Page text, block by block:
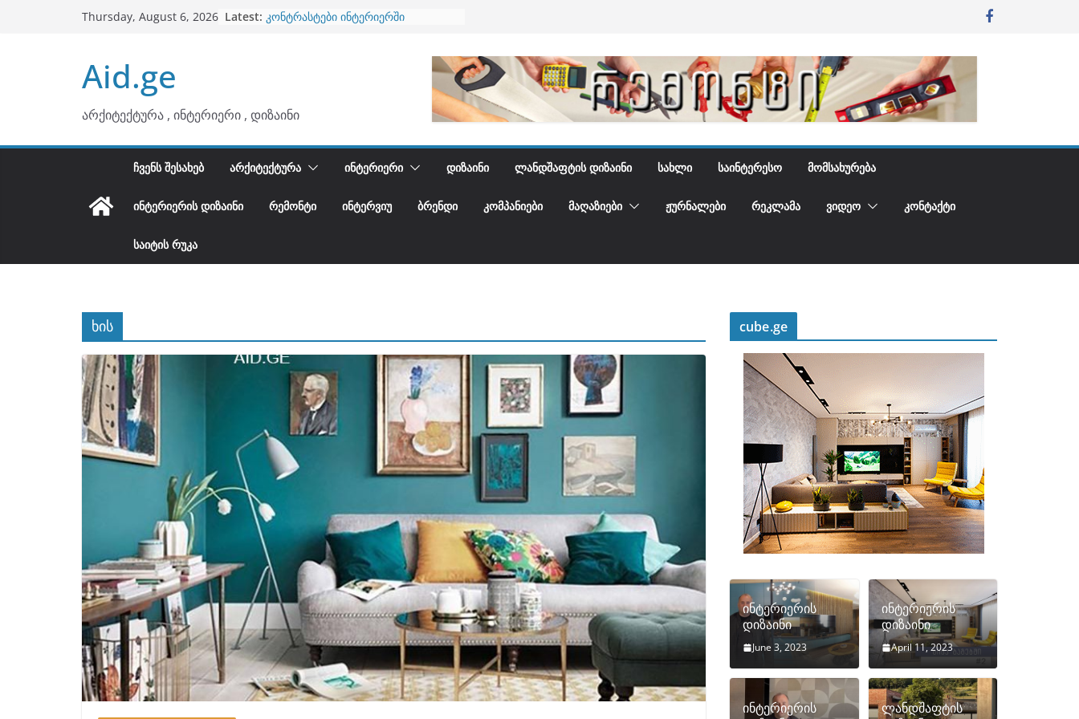
Thursday, August 6, 2026 Latest: კონტრასტები ინტერიერში
Aid.ge
არქიტექტურა , ინტერიერი , დიზაინი
ᲩᲕᲔᲜᲡ ᲨᲔᲡᲐᲮᲔᲑ ᲐᲠᲥᲘᲢᲔᲥᲢᲣᲠᲐ ᲘᲜᲢᲔᲠᲘᲔᲠᲘ ᲓᲘᲖᲐᲘᲜᲘ ᲚᲐᲜᲓᲨᲐᲤᲢᲘᲡ ᲓᲘᲖᲐᲘᲜᲘ ᲡᲐᲮᲚᲘ ᲡᲐᲘᲜᲢᲔᲠᲔᲡᲝ ᲛᲝᲛᲡᲐᲮᲣᲠᲔᲑᲐ
ᲘᲜᲢᲔᲠᲘᲔᲠᲘᲡ ᲓᲘᲖᲐᲘᲜᲘ ᲠᲔᲛᲝᲜᲢᲘ ᲘᲜᲢᲔᲠᲕᲘᲣ ᲑᲠᲔᲜᲓᲘ ᲙᲝᲛᲞᲐᲜᲘᲔᲑᲘ ᲛᲐᲦᲐᲖᲘᲔᲑᲘ ᲟᲣᲠᲜᲐᲚᲔᲑᲘ ᲠᲔᲙᲚᲐᲛᲐ ᲕᲘᲓᲔᲝ ᲙᲝᲜᲢᲐᲥᲢᲘ
ᲡᲐᲘᲢᲘᲡ ᲠᲣᲙᲐ
ხის cube.ge
ინტერიერის
დიზაინი
June 3, 2023
ინტერიერის
დიზაინი
April 11, 2023
ინტერიერის
ლანდშაფტის